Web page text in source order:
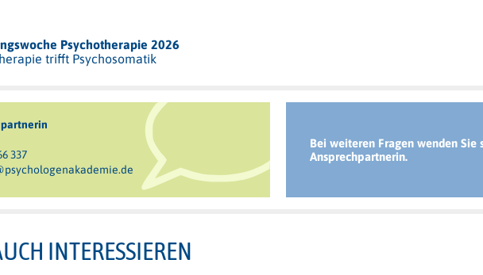
Psychotherapie 2026
trifft Psychosomatik
337
Bei weiteren Fragen wenden Sie
Ansprechpartnerin.
INTERESSIEREN